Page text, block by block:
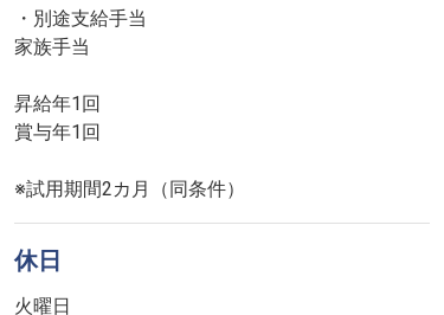
・別途支給手当
家族手当
昇給年1回
賞与年1回
※試用期間2カ月（同条件）
休日
火曜日